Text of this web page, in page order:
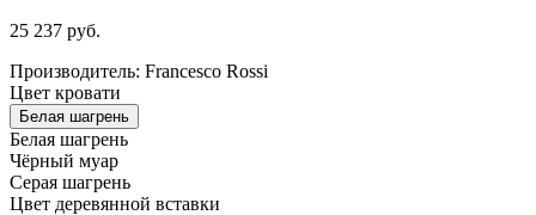
25 237 руб.
Производитель: Francesco Rossi
Цвет кровати
Белая шагрень
Белая шагрень
Чёрный муар
Серая шагрень
Цвет деревянной вставки